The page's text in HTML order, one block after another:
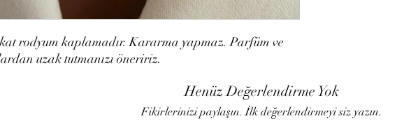
rodyum kaplamadır. Kararma yapmaz. Parfüm ve
uzak tutmanızı öneririz.
Henüz Değerlendirme Yok
Fikirlerinizi paylaşın. İlk değerlendirmeyi siz yazın.